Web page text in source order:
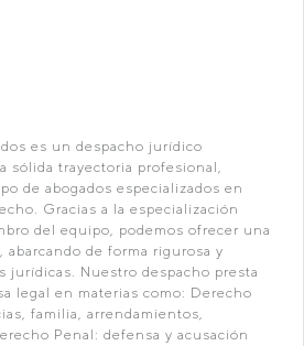
es un despacho jurídico
sólida trayectoria profesional,
de abogados especializados en
Gracias a la especialización
del equipo, podemos ofrecer una
de forma rigurosa y
jurídicas. Nuestro despacho presta
legal en materias como: Derecho
familia, arrendamientos,
Penal: defensa y acusación